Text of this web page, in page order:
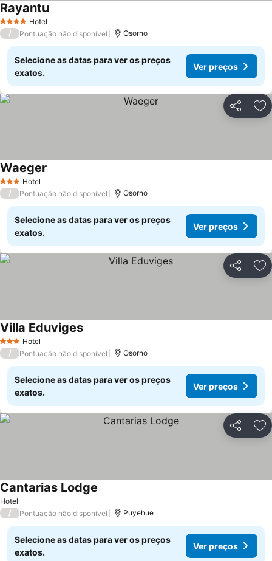
4 EstrelasHotel
RayantuVer preços
/ Pontuação não disponível Osorno
Selecione as datas para ver os preços
exatos.
Ver preços
Partilhar
3 EstrelasHotel
Waeger
/ Pontuação não disponível Osorno
Selecione as datas para ver os preços
exatos.
Ver preços
Partilhar
3 EstrelasHotel
Villa EduvigesVer preços
/ Pontuação não disponível Osorno
Selecione as datas para ver os preços
exatos.
Ver preços
Partilhar
Hotel
Cantarias Lodge
/ Pontuação não disponível Puyehue
Selecione as datas para ver os preços
exatos.
Ver preços